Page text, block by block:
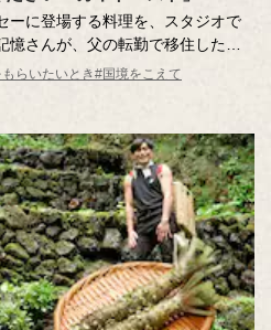
ーに登場する料理を、スタジオで
さんが、父の転勤で移住したシ
スト」。日本に帰国後も、カヤ
再訪するほど心を掴まれまし
らいたいとき#国境をこえて